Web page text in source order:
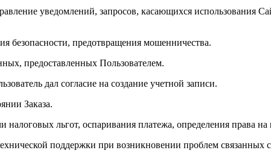
уведомлений, запросов, касающихся использования
безопасности, предотвращения мошенничества.
предоставленных Пользователем.
дал согласие на создание учетной записи.
Заказа.
льгот, оспаривания платежа, определения права
поддержки при возникновении проблем связанных